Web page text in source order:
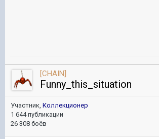
[CHAIN]
Funny_this_situation
Участник, Коллекционер
1 644 публикации
26 308 боёв